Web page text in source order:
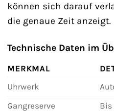
können sich darauf
die genaue Zeit anzeigt.
Technische Daten im
MERKMAL
Uhrwerk
Gangreserve
Bis